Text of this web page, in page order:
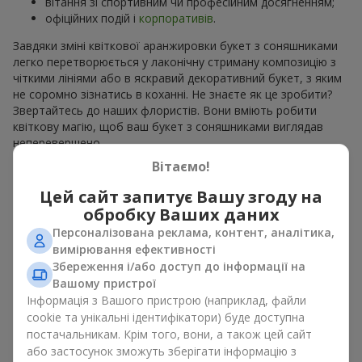
офіційних подій і корпоративів.
Завдяки зміні квіткової аранжировки букет з соняшниками
легко перетворюється у лаконічну стриману композицію з
чіткими лініями або в яскравий декоративний букет, з яким
не соромно зізнатись в коханні. Не знаєте як це зробити?
Звертайтесь до наших флористів. Вони вміють робити
квіткову магію, щоб ваш букет з соняшниками виглядав
неперевершено.
Види букетів з соняшниками
Асортимент Flowers.uaдозволяє вибрати букети з
соняшниками у різних стилях. На наших сторінках ви можете
знайти:
моно букети з 7, 9 або 11 квітів;
ніжні композиції доповненні сезонними рослинами;
витончені поєднання з класичними трояндами;
яскраві букети з паростками ніжної зелені.
Єдиний нюанс, соняшники — це сезонні квіти, які доступні
Вітаємо!
Цей сайт запитує Вашу згоду на
обробку Ваших даних
Персоналізована реклама, контент, аналітика,
вимірювання ефективності
Збереження і/або доступ до інформації на
Вашому пристрої
Інформація з Вашого пристрою (наприклад, файли
cookie та унікальні ідентифікатори) буде доступна
постачальникам. Крім того, вони, а також цей сайт
або застосунок зможуть зберігати інформацію з